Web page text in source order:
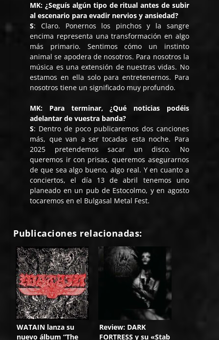
MK: ¿Seguís algún tipo de ritual antes de subir
al escenario para evadir nervios y ansiedad?
S: Claro. Ponernos los pinchos y la sangre
encima representa una transformación en algo
más primario. Sentimos cómo un instinto
animal se apodera de nosotros. Para nosotros la
música es una extensión de nuestras vidas. No
estamos en ella solo para entretenernos. Para
nosotros tiene un significado muy profundo.
MK: Para terminar, ¿Qué noticias podéis
adelantar de vuestra banda?
S: Dentro de poco publicaremos dos canciones
más, que van a ser tocadas esta noche. Para
2025 pretendemos sacar un disco. No
queremos ir con prisas, queremos asegurarnos
de que sea algo bueno, algo real. Y en cuanto a
conciertos, el día 13 de abril tenemos uno
planeado en un pub de Estocolmo, y en agosto
tocaremos en el Bulgasal Metal Fest.
Publicaciones relacionadas:
WATAIN lanza su
nuevo álbum “The
Review: DARK
FORTRESS y su «Stab